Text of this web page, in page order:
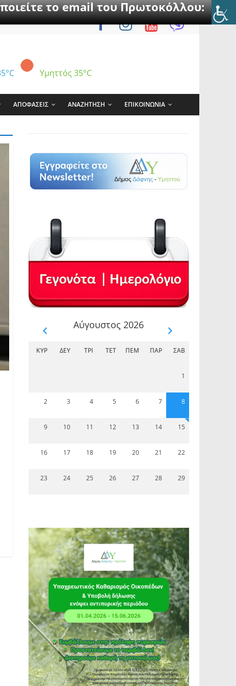
το email του Πρωτοκόλλου:
Υμηττός 35°C
ΑΠΟΦΑΣΕΙΣ ΑΝΑΖΗΤΗΣΗ ΕΠΙΚΟΙΝΩΝΙΑ
Αύγουστος 2026
ΚΥΡ ΔΕΥ ΤΡΊ ΤΕΤ ΠΈΜ ΠΑΡ ΣΆΒ
1
2 3 4 5 6 7 8
9 10 11 12 13 14 15
16 17 18 19 20 21 22
23 24 25 26 27 28 29